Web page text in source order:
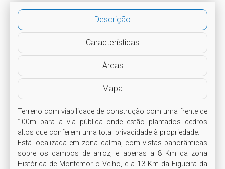
Descrição
Características
Áreas
Mapa
Terreno com viabilidade de construção com uma frente de
100m para a via pública onde estão plantados cedros
altos que conferem uma total privacidade à propriedade.
Está localizada em zona calma, com vistas panorâmicas
sobre os campos de arroz, e apenas a 8 Km da zona
Histórica de Montemor o Velho, e a 13 Km da Figueira da